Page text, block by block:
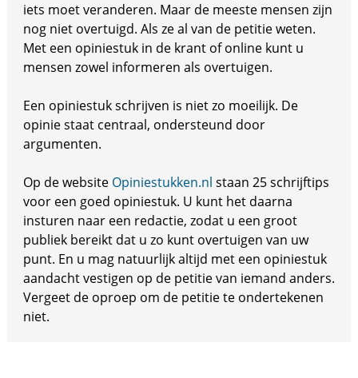
iets moet veranderen. Maar de meeste mensen zijn
nog niet overtuigd. Als ze al van de petitie weten.
Met een opiniestuk in de krant of online kunt u
mensen zowel informeren als overtuigen.
Een opiniestuk schrijven is niet zo moeilijk. De
opinie staat centraal, ondersteund door
argumenten.
Op de website Opiniestukken.nl staan 25 schrijftips
voor een goed opiniestuk. U kunt het daarna
insturen naar een redactie, zodat u een groot
publiek bereikt dat u zo kunt overtuigen van uw
punt. En u mag natuurlijk altijd met een opiniestuk
aandacht vestigen op de petitie van iemand anders.
Vergeet de oproep om de petitie te ondertekenen
niet.